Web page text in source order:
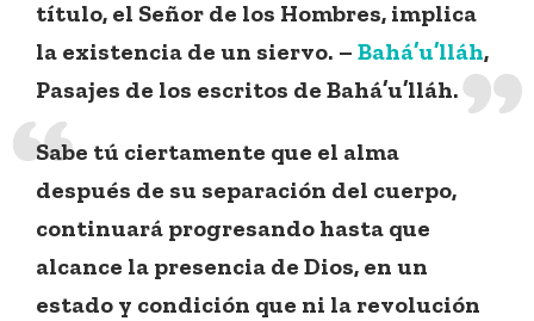
título, el Señor de los Hombres, implica
la existencia de un siervo. – Bahá’u’lláh,
Pasajes de los escritos de Bahá’u’lláh.
Sabe tú ciertamente que el alma
después de su separación del cuerpo,
continuará progresando hasta que
alcance la presencia de Dios, en un
estado y condición que ni la revolución